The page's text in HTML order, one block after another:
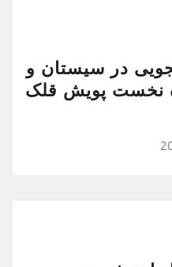
در سیستان و
نخست پویش قلک